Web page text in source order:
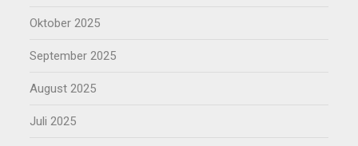
Oktober 2025
September 2025
August 2025
Juli 2025